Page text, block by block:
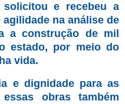
solicitou e recebeu a
na análise de
a construção de mil
estado, por meio do
vida.
e dignidade para as
obras também